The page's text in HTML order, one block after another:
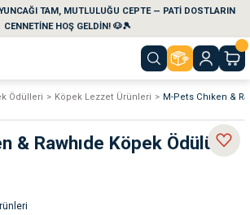
TAM, MUTLULUĞU CEPTE — PATİ DOSTLARIN
CENNETİNE HOŞ GELDİN! 🐶🎾
Geri Dön
Geri Dön
Geri Dön
Geri Dön
Geri Dön
Geri Dön
Ödülleri Köpek Lezzet Ürünleri M-Pets Chıken &
& Rawhıde Köpek Ödülü